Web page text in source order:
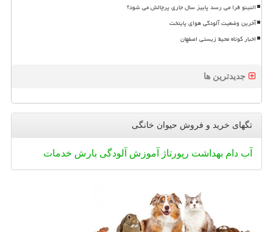
النینو فرا می رسد پاییز سال جاری پرچالش می شود؟
آخرین وضعیت آلودگی هوای پایتخت
اخبار کوتاه محیط زیستی اصفهان
جدیدترین ها
تگهای خرید و فروش حیوان خانگی
آب دام بهداشت رپورتاژ آموزش آلودگی بارش خدمات